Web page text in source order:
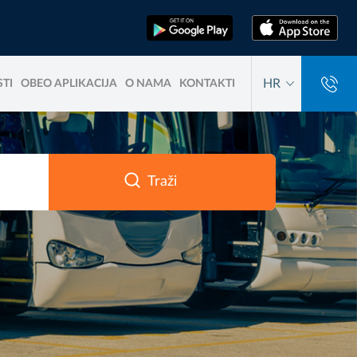
OBEO APLIKACIJA O NAMA KONTAKTI HR